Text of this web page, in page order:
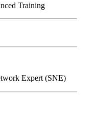
Training
Expert (SNE)